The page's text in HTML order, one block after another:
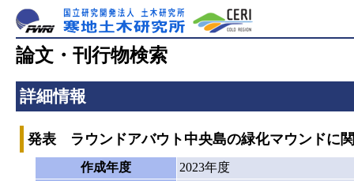
論文・刊行物検索
詳細情報
発表 ラウンドアバウト中央島の緑化マウンドに
作成年度
2023年度